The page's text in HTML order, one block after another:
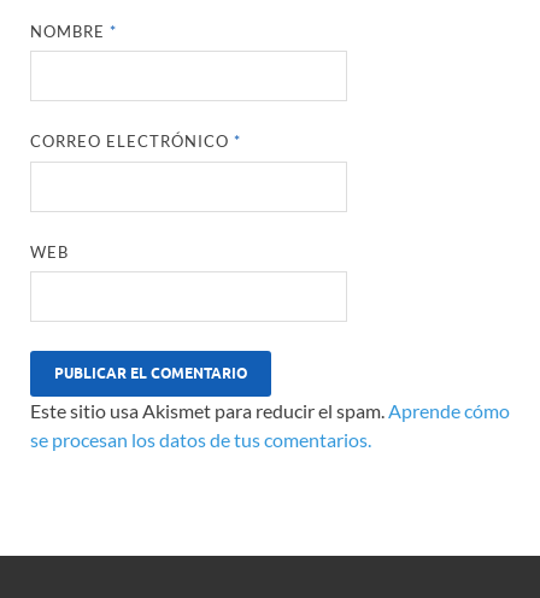
NOMBRE*
CORREO ELECTRÓNICO*
WEB
Este sitio usa Akismet para reducir el spam.Aprende cómo
se procesan los datos de tus comentarios.